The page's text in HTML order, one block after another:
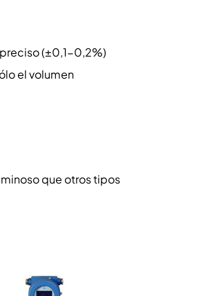
(±0,1-0,2%)
el volumen
que otros tipos